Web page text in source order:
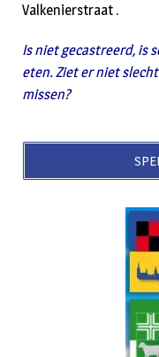
Valkenierstraat .
Is niet gecastreerd, is
eten. Ziet er niet
missen?